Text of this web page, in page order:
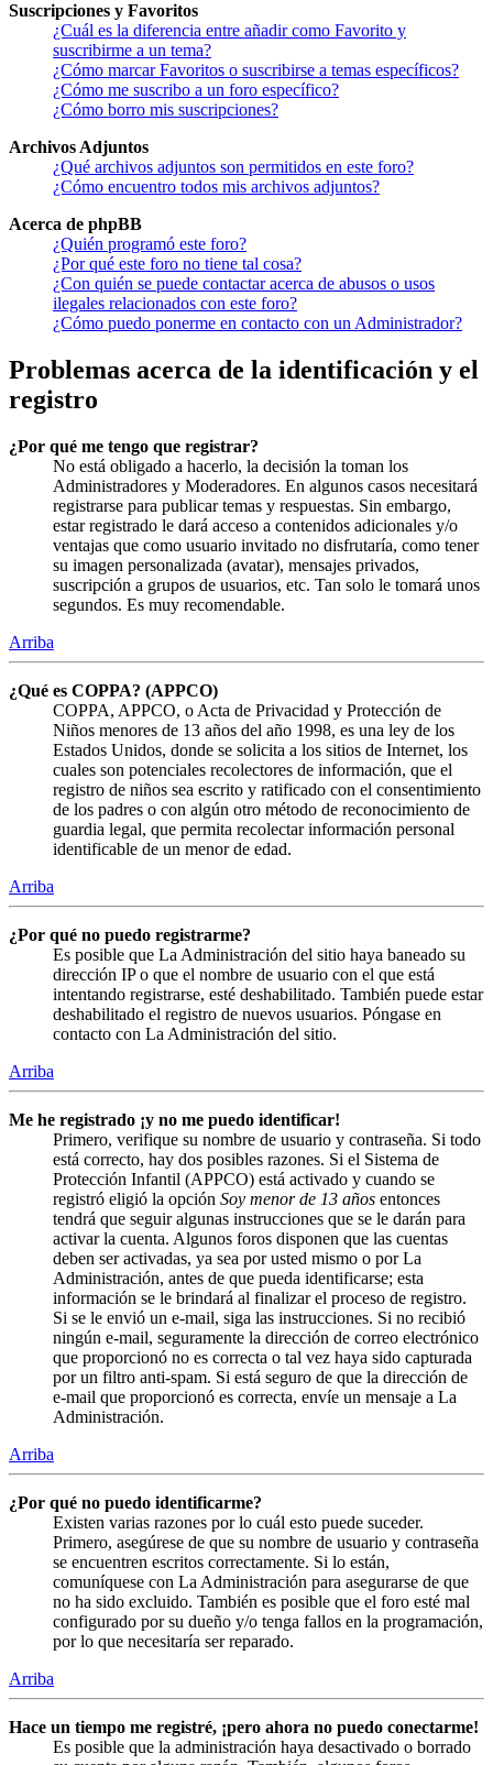
Suscripciones y Favoritos
¿Cuál es la diferencia entre añadir como Favorito y
suscribirme a un tema?
¿Cómo marcar Favoritos o suscribirse a temas específicos?
¿Cómo me suscribo a un foro específico?
¿Cómo borro mis suscripciones?
Archivos Adjuntos
¿Qué archivos adjuntos son permitidos en este foro?
¿Cómo encuentro todos mis archivos adjuntos?
Acerca de phpBB
¿Quién programó este foro?
¿Por qué este foro no tiene tal cosa?
¿Con quién se puede contactar acerca de abusos o usos
ilegales relacionados con este foro?
¿Cómo puedo ponerme en contacto con un Administrador?
Problemas acerca de la identificación y el
registro
¿Por qué me tengo que registrar?
No está obligado a hacerlo, la decisión la toman los
Administradores y Moderadores. En algunos casos necesitará
registrarse para publicar temas y respuestas. Sin embargo,
estar registrado le dará acceso a contenidos adicionales y/o
ventajas que como usuario invitado no disfrutaría, como tener
su imagen personalizada (avatar), mensajes privados,
suscripción a grupos de usuarios, etc. Tan solo le tomará unos
segundos. Es muy recomendable.
Arriba
¿Qué es COPPA? (APPCO)
COPPA, APPCO, o Acta de Privacidad y Protección de
Niños menores de 13 años del año 1998, es una ley de los
Estados Unidos, donde se solicita a los sitios de Internet, los
cuales son potenciales recolectores de información, que el
registro de niños sea escrito y ratificado con el consentimiento
de los padres o con algún otro método de reconocimiento de
guardia legal, que permita recolectar información personal
identificable de un menor de edad.
Arriba
¿Por qué no puedo registrarme?
Es posible que La Administración del sitio haya baneado su
dirección IP o que el nombre de usuario con el que está
intentando registrarse, esté deshabilitado. También puede estar
deshabilitado el registro de nuevos usuarios. Póngase en
contacto con La Administración del sitio.
Arriba
Me he registrado ¡y no me puedo identificar!
Primero, verifique su nombre de usuario y contraseña. Si todo
está correcto, hay dos posibles razones. Si el Sistema de
Protección Infantil (APPCO) está activado y cuando se
registró eligió la opción Soy menor de 13 años entonces
tendrá que seguir algunas instrucciones que se le darán para
activar la cuenta. Algunos foros disponen que las cuentas
deben ser activadas, ya sea por usted mismo o por La
Administración, antes de que pueda identificarse; esta
información se le brindará al finalizar el proceso de registro.
Si se le envió un e-mail, siga las instrucciones. Si no recibió
ningún e-mail, seguramente la dirección de correo electrónico
que proporcionó no es correcta o tal vez haya sido capturada
por un filtro anti-spam. Si está seguro de que la dirección de
e-mail que proporcionó es correcta, envíe un mensaje a La
Administración.
Arriba
¿Por qué no puedo identificarme?
Existen varias razones por lo cuál esto puede suceder.
Primero, asegúrese de que su nombre de usuario y contraseña
se encuentren escritos correctamente. Si lo están,
comuníquese con La Administración para asegurarse de que
no ha sido excluido. También es posible que el foro esté mal
configurado por su dueño y/o tenga fallos en la programación,
por lo que necesitaría ser reparado.
Arriba
Hace un tiempo me registré, ¡pero ahora no puedo conectarme!
Es posible que la administración haya desactivado o borrado